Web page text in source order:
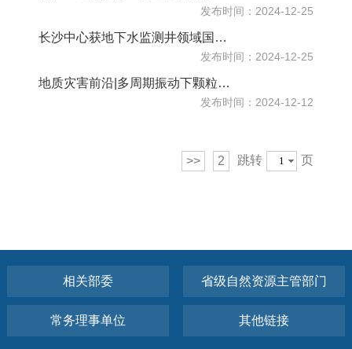
发布时间：2024-12-25
长沙中心获地下水监测井领域国家发明专利
发布时间：2024-12-25
地质灾害前沿|多周期振动下颗粒材料的相变：多次地震对引发滑坡的影响
发布时间：2024-12-12
>> 2 跳转 页
相关部委 省级自然资源主管部门
常务理事单位 其他链接